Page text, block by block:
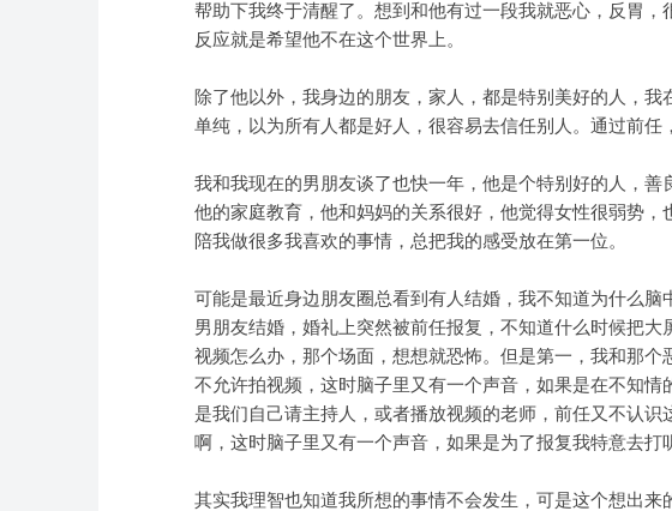
帮助下我终于清醒了。想到和他有过一段我就恶心，反胃，
反应就是希望他不在这个世界上。
除了他以外，我身边的朋友，家人，都是特别美好的人，
单纯，以为所有人都是好人，很容易去信任别人。通过前任
我和我现在的男朋友谈了也快一年，他是个特别好的人，
他的家庭教育，他和妈妈的关系很好，他觉得女性很弱势，
陪我做很多我喜欢的事情，总把我的感受放在第一位。
可能是最近身边朋友圈总看到有人结婚，我不知道为什么
男朋友结婚，婚礼上突然被前任报复，不知道什么时候把
视频怎么办，那个场面，想想就恐怖。但是第一，我和那
不允许拍视频，这时脑子里又有一个声音，如果是在不知情
是我们自己请主持人，或者播放视频的老师，前任又不认
啊，这时脑子里又有一个声音，如果是为了报复我特意去打
其实我理智也知道我所想的事情不会发生，可是这个想出来